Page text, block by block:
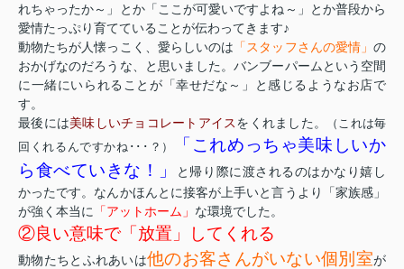
れちゃったか～」とか「ここが可愛いですよね～」とか普段から
愛情たっぷり育てていることが伝わってきます♪
動物たちが人懐っこく、愛らしいのは 「スタッフさんの愛情」の
おかげなのだろうな、と思いました。バンブーパームという空間
に一緒にいられることが「幸せだな～」と感じるようなお店で
す。
最後には美味しいチョコレートアイスをくれました。
（これは毎
回くれるんですかね･･･？）
「これめっちゃ美味しいか
ら食べていきな！」
と帰り際に渡されるのはかなり嬉し
かったです。なんかほんとに接客が上手いと言うより「家族感」
が強く本当に
「アットホーム」 な環境でした。
②良い意味で「放置」してくれる
動物たちとふれあいは他のお客さんがいない個別室が